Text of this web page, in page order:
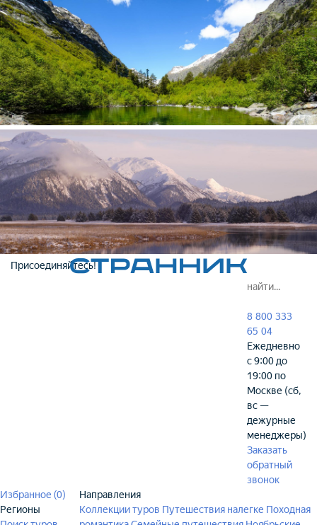
Присоединяйтесь!
8 800 333
65 04
Ежедневно
с 9:00 до
19:00 по
Москве (сб,
вс —
дежурные
менеджеры)
Заказать
обратный
звонок
Избранное (0)
Регионы
Направления
Коллекции туров Путешествия налегке Походная